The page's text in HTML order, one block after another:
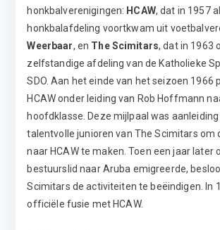
my
honkbalverenigingen: HCAW, dat in 1957
honkbalafdeling voortkwam uit
Weerbaar, en The Scimitars, dat in 1963
zelfstandige afdeling van de Katholieke
SDO. Aan het einde van het seizoen 1966
HCAW onder leiding van Rob Hoffmann
hoofdklasse. Deze mijlpaal was
talentvolle junioren van The Scimitars om
naar HCAW te maken. Toen een jaar later
bestuurslid naar Aruba emigreerde,
Scimitars de activiteiten te beëindigen. In
officiële fusie met HCAW.